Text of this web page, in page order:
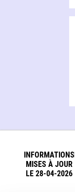
INFORMATIONS
MISES À JOUR
LE 28-04-2026